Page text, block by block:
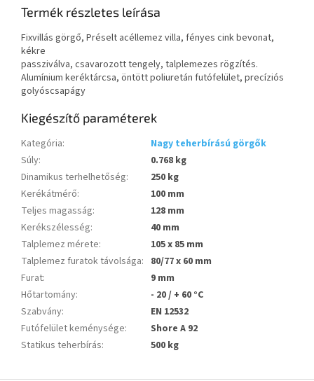
Termék részletes leírása
Fixvillás görgő, Préselt acéllemez villa, fényes cink bevonat,
kékre
passziválva, csavarozott tengely, talplemezes rögzítés.
Alumínium keréktárcsa, öntött poliuretán futófelület, precíziós
golyóscsapágy
Kiegészítő paraméterek
Kategória:
Nagy teherbírású görgők
Súly:
0.768 kg
Dinamikus terhelhetőség:
250 kg
Kerékátmérő:
100 mm
Teljes magasság:
128 mm
Kerékszélesség:
40 mm
Talplemez mérete:
105 x 85 mm
Talplemez furatok távolsága: 80/77 x 60 mm
Furat:
9 mm
Hőtartomány:
- 20 / + 60 °C
Szabvány:
EN 12532
Futófelület keménysége:
Shore A 92
Statikus teherbírás: 500 kg